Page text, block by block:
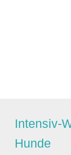
Intensiv-
Hunde